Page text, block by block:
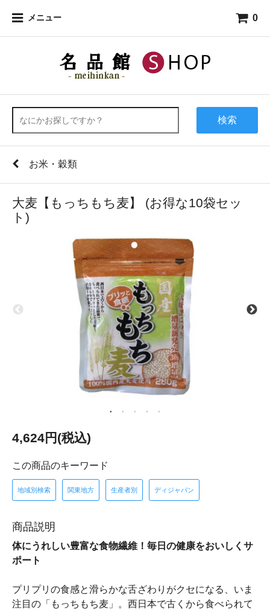
メニュー 0
検索
お米・穀類
大麦【もっちもち麦】 (お得な10袋セッ
ト)
4,624円(税込)
この商品のキーワード
地域別検索 関東地方 生産者別 ディジャパン
商品説明
体にうれしい豊富な食物繊維！毎日の健康をおいしくサ
ポート
プリプリの食感と滑らかな舌ざわりがクセになる、いま
注目の「もっちもち麦」。西日本で古くから食べられて